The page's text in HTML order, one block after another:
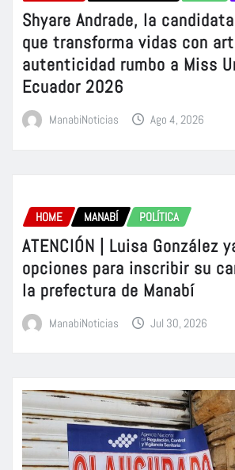
Shyare Andrade, la
que transforma vidas con
autenticidad rumbo a Miss
Ecuador 2026
ManabiNoticias Ago 4, 2026
HOME MANABÍ POLÍTICA
ATENCIÓN | Luisa González
opciones para inscribir su
la prefectura de Manabí
ManabiNoticias Jul 30, 2026